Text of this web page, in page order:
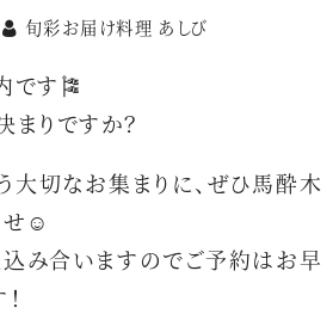
旬彩お届け料理 あしび
です🎏
りですか？
切なお集まりに、ぜひ馬酔木
せ☺️
み合いますのでご予約はお早